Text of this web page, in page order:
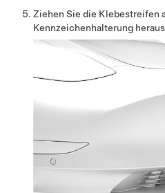
Ziehen Sie die Klebestreifen
Kennzeichenhalterung